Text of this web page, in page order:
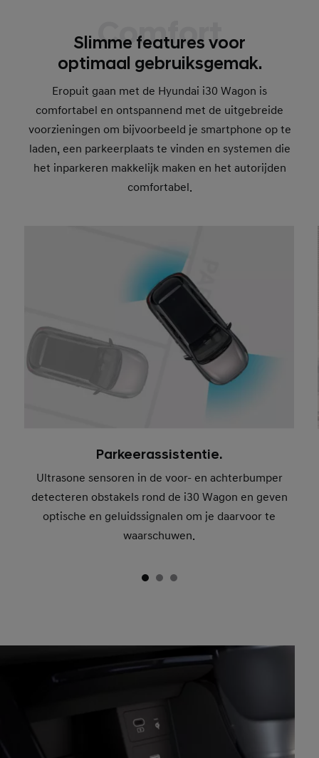
Comfort
Slimme features voor
optimaal gebruiksgemak.
Eropuit gaan met de Hyundai i30 Wagon is
comfortabel en ontspannend met de uitgebreide
voorzieningen om bijvoorbeeld je smartphone op te
laden, een parkeerplaats te vinden en systemen die
het inparkeren makkelijk maken en het autorijden
comfortabel.
Parkeerassistentie.
Ultrasone sensoren in de voor- en achterbumper
detecteren obstakels rond de i30 Wagon en geven
optische en geluidssignalen om je daarvoor te
waarschuwen.